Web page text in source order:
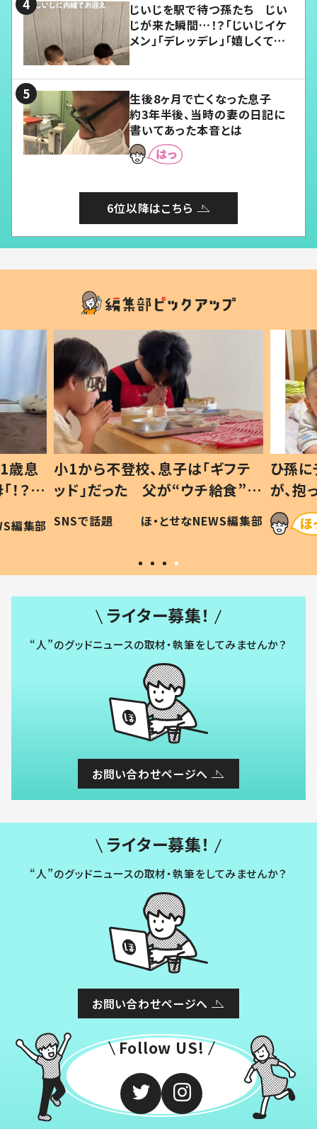
じいじを駅で待つ孫たち じい
じが来た瞬間…！？「じいじイケ
メン」「デレッデレ」「嬉しくて可
生後8ヶ月で亡くなった息子
約3年半後、当時の妻の日記に
書いてあった本音とは
6位以降はこちら
フテ
食”を
編集部
ひ孫にデレデレな80歳じいじ
が、抱っこすると…ひ孫の反応に
「涙が出ました」「可愛くて仕方な
い」
ほ・とせなNEWS編集部
ライター募集！
“人”のグッドニュースの取材・執筆をしてみませんか？
お問い合わせページへ
ライター募集！
“人”のグッドニュースの取材・執筆をしてみませんか？
お問い合わせページへ
Follow US!